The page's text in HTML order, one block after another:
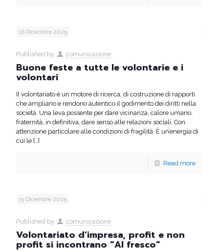
16 Dicembre 2025
Published by comunicazione
Buone feste a tutte le volontarie e i
volontari
Il volontariato è un motore di ricerca, di costruzione di rapporti
che ampliano e rendono autentico il godimento dei diritti nella
società. Una leva possente per dare vicinanza, calore umano,
fraternità, in definitiva, dare senso alle relazioni sociali. Con
attenzione particolare alle condizioni di fragilità. È un’energia di
cui le […]
Read more
15 Dicembre 2025
Published by comunicazione
Volontariato d’impresa, profit e non
profit si incontrano “Al fresco”